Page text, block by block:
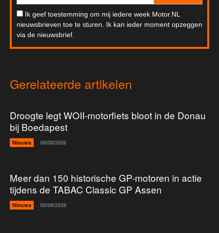
Ik geef toestemming om mij iedere week Motor.NL
nieuwsbrieven toe te sturen. Ik kan ieder moment opzeggen
via de nieuwsbrief.
Gerelateerde artikelen
Droogte legt WOII-motorfiets bloot in de Donau
bij Boedapest
Nieuws 08/08/2026
Meer dan 150 historische GP-motoren in actie
tijdens de TABAC Classic GP Assen
Nieuws 08/08/2026